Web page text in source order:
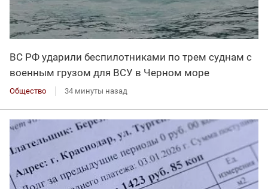
ВС РФ ударили беспилотниками по трем суднам с
военным грузом для ВСУ в Черном море
Общество 34 минуты назад